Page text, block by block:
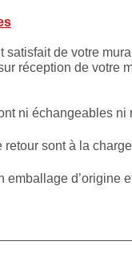
satisfait de votre
réception de votre
ni échangeables ni
retour sont à la
emballage d’origine